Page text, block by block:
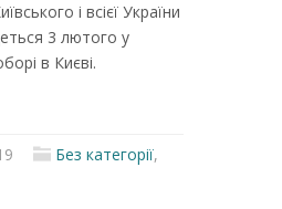
і всієї України
3 лютого у
в Києві.
Без категорії,